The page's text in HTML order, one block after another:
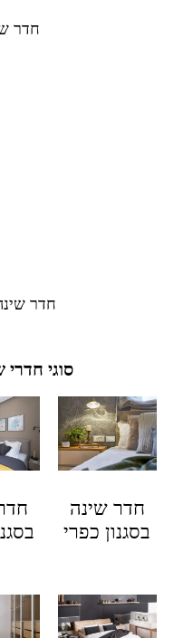
חדר
חדר
סוגי
חדר שינה
בסגנון כפרי